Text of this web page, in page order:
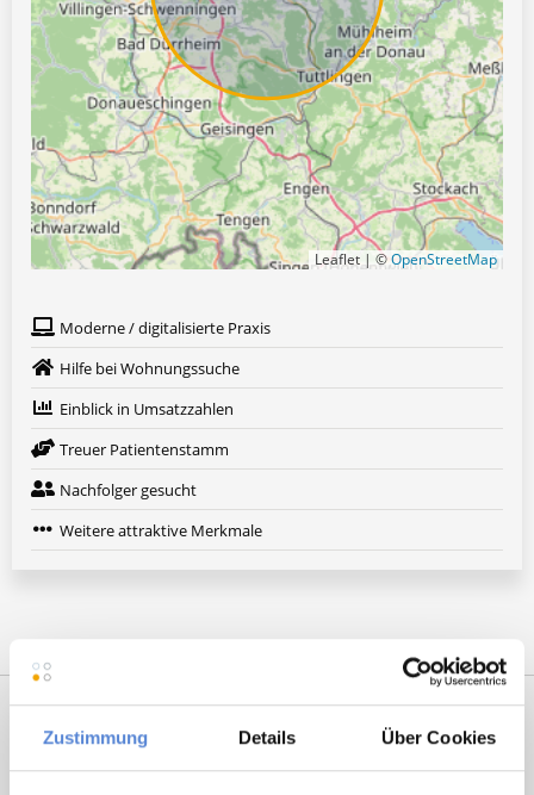
Zustimmung Details Über Cookies
Leaflet | ©OpenStreetMap
Moderne / digitalisierte Praxis
Hilfe bei Wohnungssuche
Einblick in Umsatzzahlen
Treuer Patientenstamm
Nachfolger gesucht
Weitere attraktive Merkmale